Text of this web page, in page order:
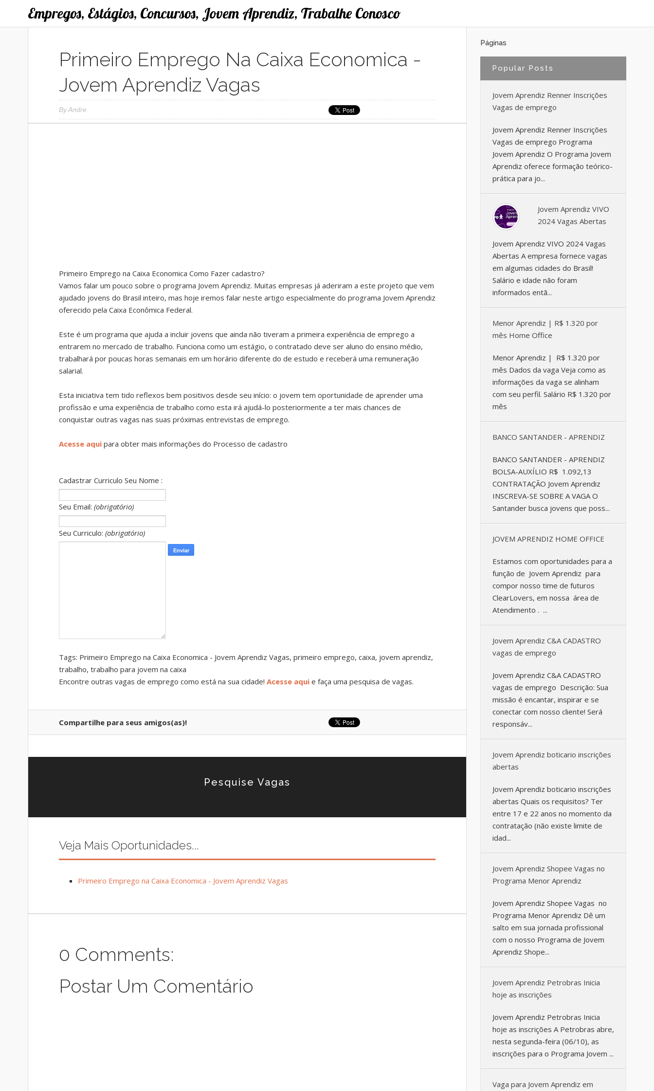
Empregos, Estágios, Concursos, Jovem Aprendiz, Trabalhe Conosco
Primeiro Emprego Na Caixa Economica -
Jovem Aprendiz Vagas
ByAndre
Primeiro Emprego na Caixa Economica Como Fazer cadastro?
Vamos falar um pouco sobre o programa Jovem Aprendiz. Muitas empresas já aderiram a este projeto que vem
ajudado jovens do Brasil inteiro, mas hoje iremos falar neste artigo especialmente do programa Jovem Aprendiz
oferecido pela Caixa Econômica Federal.
Este é um programa que ajuda a incluir jovens que ainda não tiveram a primeira experiência de emprego a
entrarem no mercado de trabalho. Funciona como um estágio, o contratado deve ser aluno do ensino médio,
trabalhará por poucas horas semanais em um horário diferente do de estudo e receberá uma remuneração
salarial.
Esta iniciativa tem tido reflexos bem positivos desde seu início: o jovem tem oportunidade de aprender uma
profissão e uma experiência de trabalho como esta irá ajudá-lo posteriormente a ter mais chances de
conquistar outras vagas nas suas próximas entrevistas de emprego.
Acesse aqui para obter mais informações do Processo de cadastro
Cadastrar Curriculo Seu Nome :
Seu Email: (obrigatório)
Seu Curriculo: (obrigatório)
Tags: Primeiro Emprego na Caixa Economica - Jovem Aprendiz Vagas, primeiro emprego, caixa, jovem aprendiz,
trabalho, trabalho para jovem na caixa
Encontre outras vagas de emprego como está na sua cidade! Acesse aqui e faça uma pesquisa de vagas.
Compartilhe para seus amigos(as)!
Pesquise Vagas
Veja Mais Oportunidades...
Primeiro Emprego na Caixa Economica - Jovem Aprendiz Vagas
0 Comments:
Postar Um Comentário
Páginas
Popular Posts
Jovem Aprendiz Renner Inscrições
Vagas de emprego
Jovem Aprendiz Renner Inscrições
Vagas de emprego Programa
Jovem Aprendiz O Programa Jovem
Aprendiz oferece formação teórico-
prática para jo...
Jovem Aprendiz VIVO
2024 Vagas Abertas
Jovem Aprendiz VIVO 2024 Vagas
Abertas A empresa fornece vagas
em algumas cidades do Brasil!
Salário e idade não foram
informados entã...
Menor Aprendiz | R$ 1.320 por
mês Home Office
Menor Aprendiz | R$ 1.320 por
mês Dados da vaga Veja como as
informações da vaga se alinham
com seu perfil. Salário R$ 1.320 por
mês
BANCO SANTANDER - APRENDIZ
BANCO SANTANDER - APRENDIZ
BOLSA-AUXÍLIO R$ 1.092,13
CONTRATAÇÃO Jovem Aprendiz
INSCREVA-SE SOBRE A VAGA O
Santander busca jovens que poss...
JOVEM APRENDIZ HOME OFFICE
Estamos com oportunidades para a
função de Jovem Aprendiz para
compor nosso time de futuros
ClearLovers, em nossa área de
Atendimento . ...
Jovem Aprendiz C&A CADASTRO
vagas de emprego
Jovem Aprendiz C&A CADASTRO
vagas de emprego Descrição: Sua
missão é encantar, inspirar e se
conectar com nosso cliente! Será
responsáv...
Jovem Aprendiz boticario inscrições
abertas
Jovem Aprendiz boticario inscrições
abertas Quais os requisitos? Ter
entre 17 e 22 anos no momento da
contratação (não existe limite de
idad...
Jovem Aprendiz Shopee Vagas no
Programa Menor Aprendiz
Jovem Aprendiz Shopee Vagas no
Programa Menor Aprendiz Dê um
salto em sua jornada profissional
com o nosso Programa de Jovem
Aprendiz Shope...
Jovem Aprendiz Petrobras Inicia
hoje as inscrições
Jovem Aprendiz Petrobras Inicia
hoje as inscrições A Petrobras abre,
nesta segunda-feira (06/10), as
inscrições para o Programa Jovem ...
Vaga para Jovem Aprendiz em